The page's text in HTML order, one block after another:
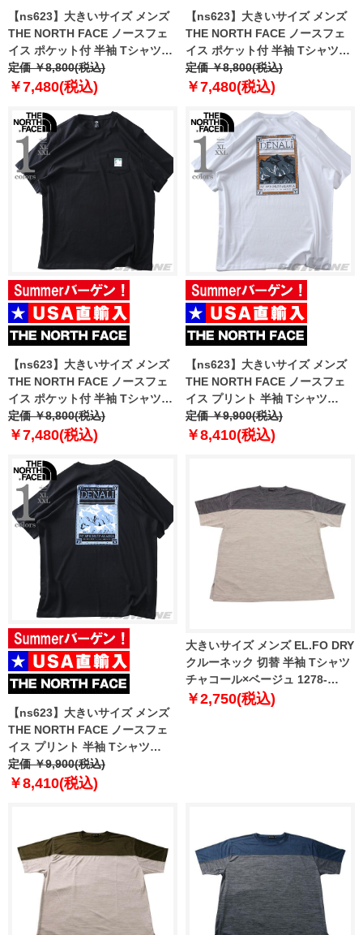
【ns623】大きいサイズ メンズ
THE NORTH FACE ノースフェ
イス ポケット付 半袖 Tシャツ
MOUNTAIN LOGO RLX SS TEE
USA直輸入 nf0a8guu-bri
定価 ￥8,800(税込)
￥7,480(税込)
【ns623】大きいサイズ メンズ
THE NORTH FACE ノースフェ
イス ポケット付 半袖 Tシャツ
MOUNTAIN LOGO RLX SS TEE
USA直輸入 nf0a8guu-fn4
定価 ￥8,800(税込)
￥7,480(税込)
【ns623】大きいサイズ メンズ
THE NORTH FACE ノースフェ
イス ポケット付 半袖 Tシャツ
MOUNTAIN LOGO RLX SS TEE
USA直輸入 nf0a8guu-jk3
定価 ￥8,800(税込)
￥7,480(税込)
【ns623】大きいサイズ メンズ
THE NORTH FACE ノースフェ
イス プリント 半袖 Tシャツ
NORTH FACES REG SS TEE
USA直輸入 nf0a8guw-fn4
定価 ￥9,900(税込)
￥8,410(税込)
【ns623】大きいサイズ メンズ
THE NORTH FACE ノースフェ
イス プリント 半袖 Tシャツ
NORTH FACES REG SS TEE
USA直輸入 nf0a8guw-jk3
定価 ￥9,900(税込)
￥8,410(税込)
大きいサイズ メンズ EL.FO DRY
クルーネック 切替 半袖 Tシャツ
チャコール×ベージュ 1278-
6707-1 3L 4L 5L 6L 8L
￥2,750(税込)